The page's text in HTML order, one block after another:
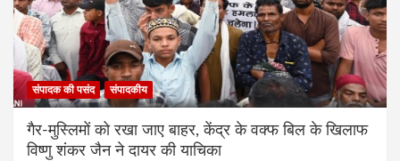
संपादक की पसंद संपादकीय
गैर-मुस्लिमों को रखा जाए बाहर, केंद्र के वक्फ बिल के खिलाफ
विष्णु शंकर जैन ने दायर की याचिका